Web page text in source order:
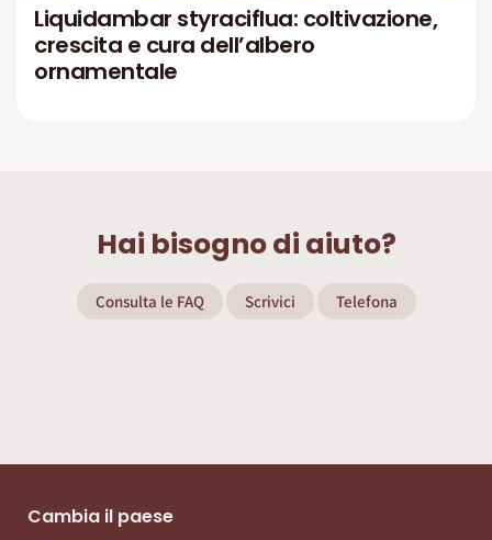
Liquidambar styraciflua: coltivazione,
crescita e cura dell’albero
ornamentale
Hai bisogno di aiuto?
Consulta le FAQ Scrivici Telefona
Cambia il paese